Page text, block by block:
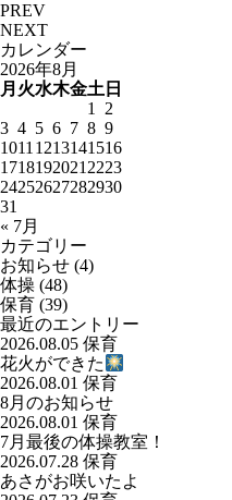
PREV
NEXT
カレンダー
2026年8月
月 火水木金土 日
1
2
3 4 5 6 7 8 9
1011 1213141516
1718192021 2223
24252627282930
31
« 7月
カテゴリー
お知らせ (4)
体操 (48)
保育 (39)
最近のエントリー
2026.08.05 保育
花火ができた
2026.08.01 保育
8月のお知らせ
2026.08.01 保育
7月最後の体操教室！
2026.07.28 保育
あさがお咲いたよ